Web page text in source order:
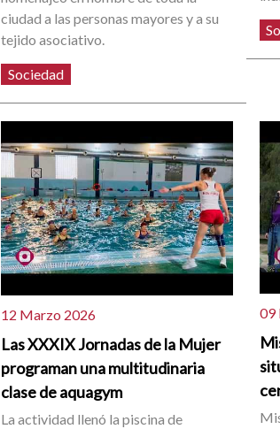
ciudad a las personas mayores y a su
tejido asociativo.
Sociedad
12 Marzo 2026
Las XXXIX Jornadas de la Mujer
programan una multitudinaria
clase de aquagym
La actividad llenó la piscina de
09